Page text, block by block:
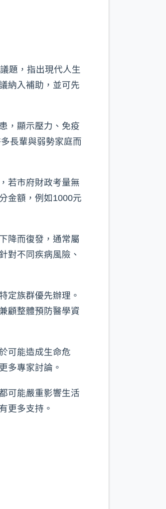
題，指出現代人生
納入補助，並可先
，顯示壓力、免疫
長輩與弱勢家庭而
若市府財政考量無
金額，例如1000元
降而復發，通常屬
對不同疾病風險、
定族群優先辦理。
顧整體預防醫學資
可能造成生命危
多專家討論。
可能嚴重影響生活
更多支持。